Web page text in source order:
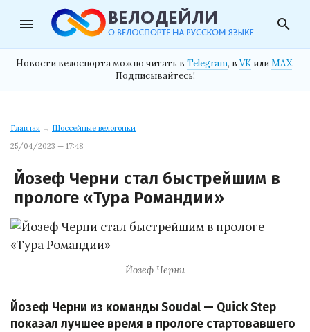
menu search
Новости велоспорта можно читать в Telegram, в VK илиMAX.
Подписывайтесь!
Главная → Шоссейные велогонки
25/04/2023 — 17:48
Йозеф Черни стал быстрейшим в
прологе «Тура Романдии»
Йозеф Черни
Йозеф Черни из команды Soudal — Quick Step
показал лучшее время в прологе стартовавшего